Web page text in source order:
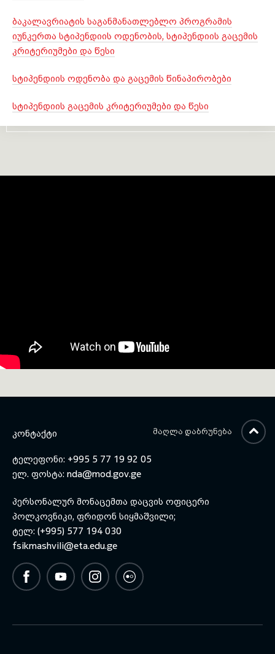
ბაკალავრიატის საგანმანათლებლო პროგრამის
იუნკერთა სტიპენდიის ოდენობის, სტიპენდიის გაცემის
კრიტერიუმები და წესი
სტიპენდიის ოდენობა და გაცემის წინაპირობები
სტიპენდიის გაცემის კრიტერიუმები და წესი
ᲙᲝᲜᲢᲐᲥᲢᲘ
ტელეფონი: +995 5 77 19 92 05
ელ. ფოსტა: nda@mod.gov.ge
პერსონალურ მონაცემთა დაცვის ოფიცერი
პოლკოვნიკი, ფრიდონ სიყმაშვილი;
ტელ: (+995) 577 194 030
fsikmashvili@eta.edu.ge
ᲛᲐᲦᲚᲐ ᲓᲐᲑᲠᲣᲜᲔᲑᲐ